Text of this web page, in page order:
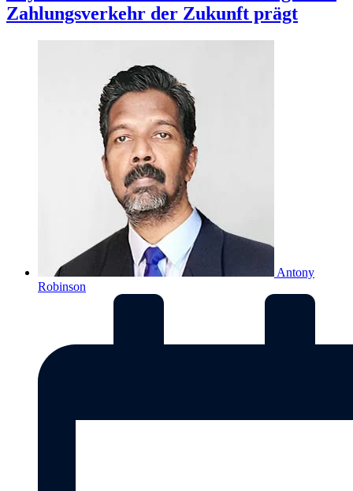
Zahlungsverkehr der Zukunft prägt
Antony
Robinson